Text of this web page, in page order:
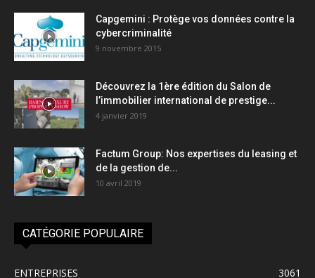
Capgemini : Protège vos données contre la
cybercriminalité
9 novembre 2015
Découvrez la 1ère édition du Salon de
l’immobilier international de prestige...
4 janvier 2019
Factum Group: Nos expertises du leasing et
de la gestion de...
10 avril 2019
CATÉGORIE POPULAIRE
ENTREPRISES 3061